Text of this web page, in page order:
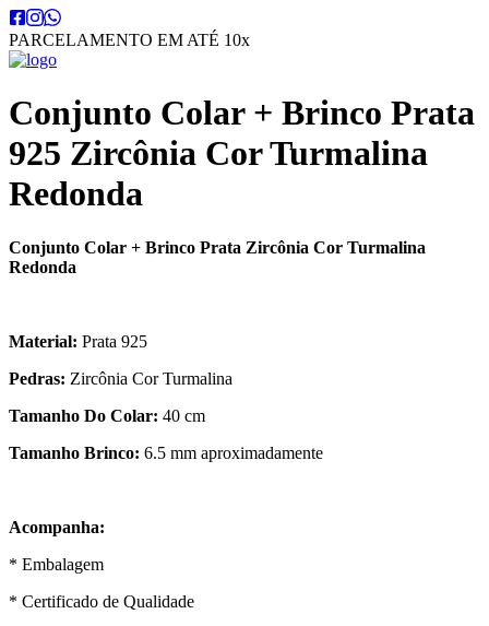
PARCELAMENTO EM ATÉ 10x
Conjunto Colar + Brinco Prata
925 Zircônia Cor Turmalina
Redonda
Conjunto Colar + Brinco Prata Zircônia Cor Turmalina
Redonda
Material: Prata 925
Pedras: Zircônia Cor Turmalina
Tamanho Do Colar: 40 cm
Tamanho Brinco: 6.5 mm aproximadamente
Acompanha:
* Embalagem
* Certificado de Qualidade